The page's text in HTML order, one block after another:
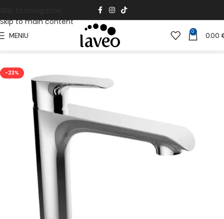
Skip to main content
MENIU 0 0.00
Pradžia Vonios Kambariui Vonios maišytuvai
-23%